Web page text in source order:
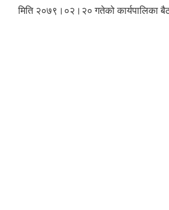
मिति २०७९।०२।२० गतेको कार्यपालिका